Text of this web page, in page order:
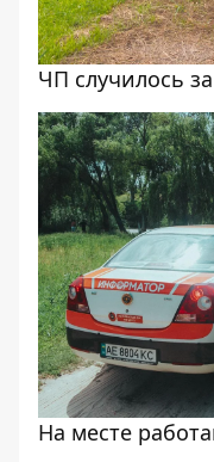
ЧП случилось
На месте